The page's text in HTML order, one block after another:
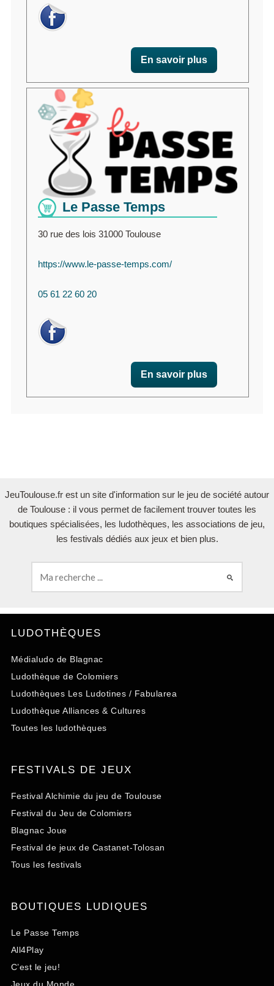
En savoir plus
Le Passe Temps
30 rue des lois 31000 Toulouse
https://www.le-passe-temps.com/
05 61 22 60 20
En savoir plus
JeuToulouse.fr est un site d'information sur le jeu de société autour
de Toulouse : il vous permet de facilement trouver toutes les
boutiques spécialisées, les ludothèques, les associations de jeu,
les festivals dédiés aux jeux et bien plus.
LUDOTHÈQUES
Médialudo de Blagnac
Ludothèque de Colomiers
Ludothèques Les Ludotines / Fabularea
Ludothèque Alliances & Cultures
Toutes les ludothèques
FESTIVALS DE JEUX
Festival Alchimie du jeu de Toulouse
Festival du Jeu de Colomiers
Blagnac Joue
Festival de jeux de Castanet-Tolosan
Tous les festivals
BOUTIQUES LUDIQUES
Le Passe Temps
All4Play
C’est le jeu!